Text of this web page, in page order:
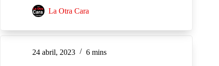
La Otra Cara
24 abril, 2023 6 mins